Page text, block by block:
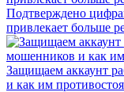
Подтверждено
привлекает больше
Защищаем аккаунт
и как им